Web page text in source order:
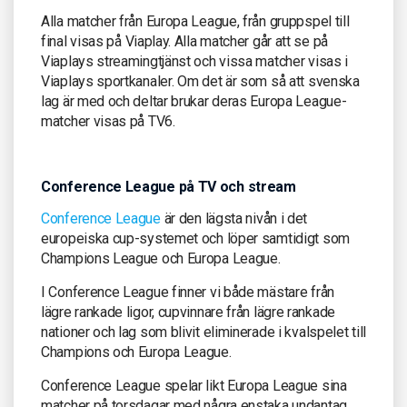
Alla matcher från Europa League, från gruppspel till
final visas på Viaplay. Alla matcher går att se på
Viaplays streamingtjänst och vissa matcher visas i
Viaplays sportkanaler. Om det är som så att svenska
lag är med och deltar brukar deras Europa League-
matcher visas på TV6.
Conference League på TV och stream
Conference Leagueär den lägsta nivån i det
europeiska cup-systemet och löper samtidigt som
Champions League och Europa League.
I Conference League finner vi både mästare från
lägre rankade ligor, cupvinnare från lägre rankade
nationer och lag som blivit eliminerade i kvalspelet till
Champions och Europa League.
Conference League spelar likt Europa League sina